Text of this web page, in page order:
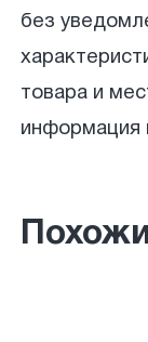
без
товара и
информация